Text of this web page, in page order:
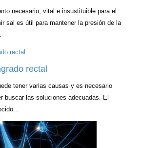
necesario, vital e insustituible para el
sal es útil para mantener la presión de la
rectal
tener varias causas y es necesario
buscar las soluciones adecuadas. El